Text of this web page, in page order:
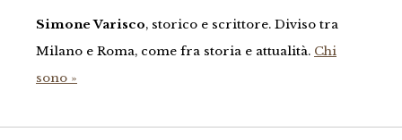
Simone Varisco, storico e scrittore. Diviso tra
Milano e Roma, come fra storia e attualità. Chi
sono »